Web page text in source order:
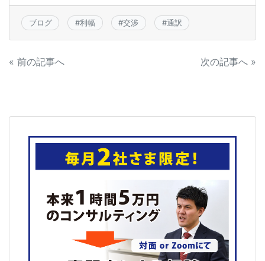
e
b
er
ブログ #利幅 #交渉 #通訳
投
« 前の記事へ 次の記事へ »